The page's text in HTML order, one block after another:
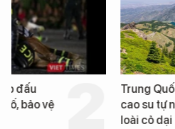
Trung Quốc phát hiện “mỏ
cao su tự nhiên” từ một
loài cỏ dại mọc trên đất